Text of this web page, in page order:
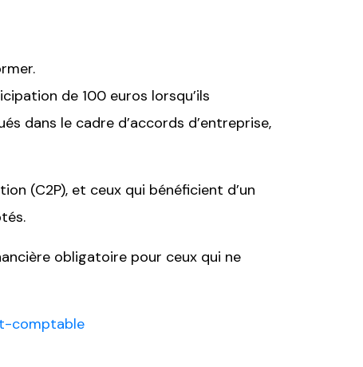
de 100 euros lorsqu’ils
dans le cadre d’accords d’entreprise,
(C2P), et ceux qui bénéficient d’un
obligatoire pour ceux qui ne
comptable